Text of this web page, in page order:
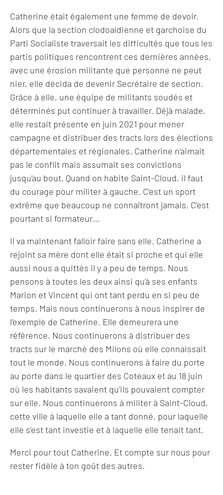
Catherine était également une femme de devoir.
Alors que la section clodoaldienne et garchoise du
Parti Socialiste traversait les difficultés que tous les
partis politiques rencontrent ces dernières années,
avec une érosion militante que personne ne peut
nier, elle décida de devenir Secrétaire de section.
Grâce à elle, une équipe de militants soudés et
déterminés put continuer à travailler. Déjà malade,
elle restait présente en juin 2021 pour mener
campagne et distribuer des tracts lors des élections
départementales et régionales. Catherine n’aimait
pas le conflit mais assumait ses convictions
jusqu’au bout. Quand on habite Saint-Cloud, il faut
du courage pour militer à gauche. C’est un sport
extrême que beaucoup ne connaîtront jamais. C’est
pourtant si formateur…
Il va maintenant falloir faire sans elle. Catherine a
rejoint sa mère dont elle était si proche et qui elle
aussi nous a quittés il y a peu de temps. Nous
pensons à toutes les deux ainsi qu’à ses enfants
Marion et Vincent qui ont tant perdu en si peu de
temps. Mais nous continuerons à nous inspirer de
l’exemple de Catherine. Elle demeurera une
référence. Nous continuerons à distribuer des
tracts sur le marché des Milons où elle connaissait
tout le monde. Nous continuerons à faire du porte
au porte dans le quartier des Coteaux et au 18 juin
où les habitants savaient qu’ils pouvaient compter
sur elle. Nous continuerons à militer à Saint-Cloud,
cette ville à laquelle elle a tant donné, pour laquelle
elle s’est tant investie et à laquelle elle tenait tant.
Merci pour tout Catherine. Et compte sur nous pour
rester fidèle à ton goût des autres.